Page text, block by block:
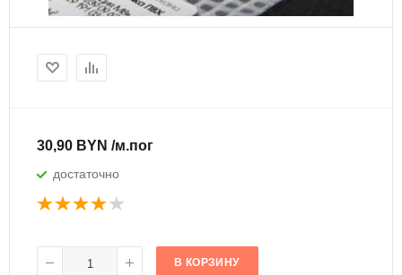
30,90 BYN /м.пог
достаточно
В КОРЗИНУ